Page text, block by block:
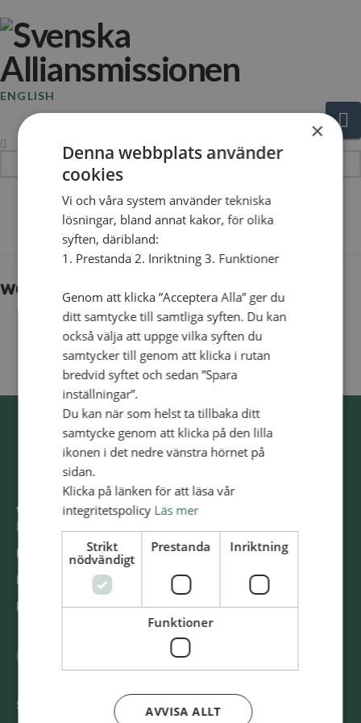
ENGLISH
The Blog
webbbild_familjelager
Västra Storgatan 14
553 15 Jönköping
E-post: info@alliansmissionen.se
Fler kontaktuppgifter >
Report irregularities / Rapportera oegentligheter >
@SvenskaAlliansmissionen
Swish
×
Denna webbplats använder
cookies
Vi och våra system använder tekniska
lösningar, bland annat kakor, för olika
syften, däribland:
1. Prestanda 2. Inriktning 3. Funktioner
Genom att klicka ”Acceptera Alla” ger du
ditt samtycke till samtliga syften. Du kan
också välja att uppge vilka syften du
samtycker till genom att klicka i rutan
bredvid syftet och sedan ”Spara
inställningar”.
Du kan när som helst ta tillbaka ditt
samtycke genom att klicka på den lilla
ikonen i det nedre vänstra hörnet på
sidan.
Klicka på länken för att läsa vår
integritetspolicy Läs mer
Strikt
nödvändigt
Prestanda Inriktning
Funktioner
AVVISA ALLT